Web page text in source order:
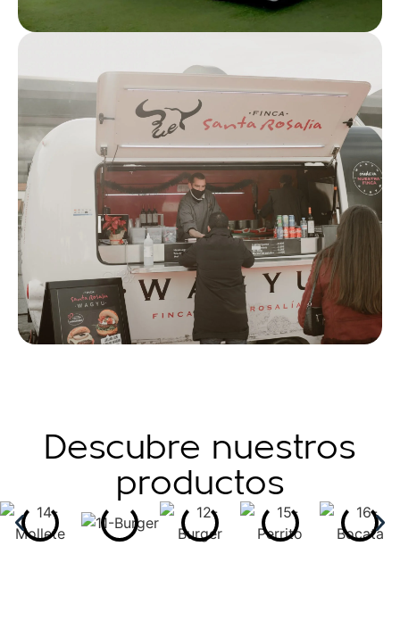
Caravana
Medidas (m): 4,52 largo x 2,85 alto x 2,40 ancho
Total ocupación vía pública: 15 m²
Medidas (m): 6 largo x 2 ancho
Depósito de agua limpia
Descubre nuestros
productos